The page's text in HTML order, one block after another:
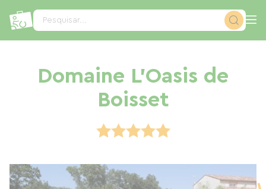
Pesquisar...
Domaine L'Oasis de
Boisset
Painel de Gerenciamento de Cookies